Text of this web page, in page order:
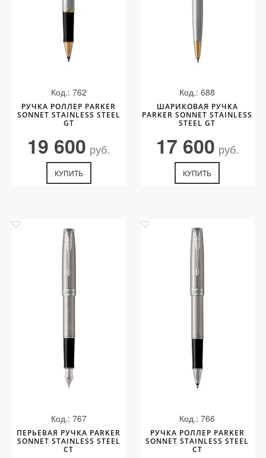
Код.: 762
РУЧКА РОЛЛЕР PARKER
SONNET STAINLESS STEEL
GT
19 600 руб.
КУПИТЬ
Код.: 688
ШАРИКОВАЯ РУЧКА
PARKER SONNET STAINLESS
STEEL GT
17 600 руб.
КУПИТЬ
Код.: 767
ПЕРЬЕВАЯ РУЧКА PARKER
SONNET STAINLESS STEEL
CT
Код.: 766
РУЧКА РОЛЛЕР PARKER
SONNET STAINLESS STEEL
CT